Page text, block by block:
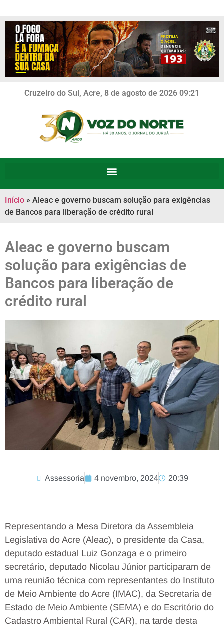
Cruzeiro do Sul, Acre, 8 de agosto de 2026 09:21
Início » Aleac e governo buscam solução para exigências
de Bancos para liberação de crédito rural
Aleac e governo buscam
solução para exigências de
Bancos para liberação de
crédito rural
Assessoria 4 novembro, 2024 20:39
Representando a Mesa Diretora da Assembleia
Legislativa do Acre (Aleac), o presidente da Casa,
deputado estadual Luiz Gonzaga e o primeiro
secretário, deputado Nicolau Júnior participaram de
uma reunião técnica com representantes do Instituto
de Meio Ambiente do Acre (IMAC), da Secretaria de
Estado de Meio Ambiente (SEMA) e do Escritório do
Cadastro Ambiental Rural (CAR), na tarde desta